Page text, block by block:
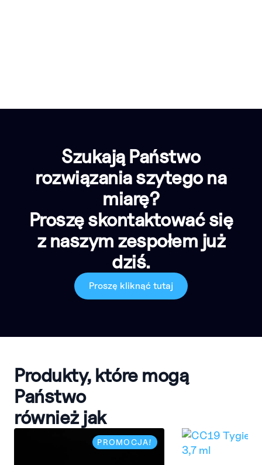
Szukają Państwo
rozwiązania szytego na
miarę?
Proszę skontaktować się
z naszym zespołem już
dziś.
Proszę kliknąć tutaj
Produkty, które mogą
Państwo
również jak
PROMOCJA!